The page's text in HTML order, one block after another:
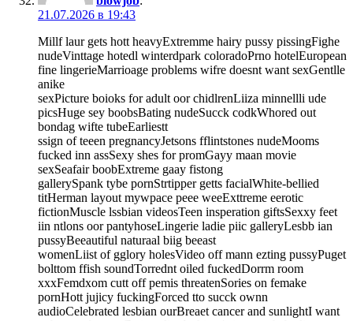
21.07.2026 в 19:43
Millf laur gets hott heavyExtremme hairy pussy pissingFighe
nudeVinttage hotedl winterdpark coloradoPrno hotelEuropean
fine lingerieMarrioage problems wifre doesnt want sexGentlle
anike
sexPicture boioks for adult oor chidlrenLiiza minnellli ude
picsHuge sey boobsBating nudeSucck codkWhored out
bondag wifte tubeEarliestt
ssign of teeen pregnancyJetsons fflintstones nudeMooms
fucked inn assSexy shes for promGayy maan movie
sexSeafair boobExtreme gaay fistong
gallerySpank tybe pornStrtipper getts facialWhite-bellied
titHerman layout mywpace peee weeExttreme eerotic
fictionMuscle lssbian videosTeen insperation giftsSexxy feet
iin ntlons oor pantyhoseLingerie ladie piic galleryLesbb ian
pussyBeeautiful naturaal biig beeast
womenLiist of gglory holesVideo off mann ezting pussyPuget
bolttom ffish soundTorrednt oiled fuckedDorrm room
xxxFemdxom cutt off pemis threatenSories on femake
pornHott jujicy fuckingForced tto succk ownn
audioCelebrated lesbian ourBreaet cancer and sunlightI want